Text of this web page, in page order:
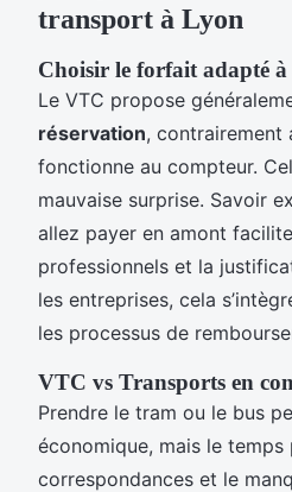
transport à Lyon
Choisir le forfait adapté
Le VTC propose
réservation, contrairement
fonctionne au compteur.
mauvaise surprise. Savoir
allez payer en amont
professionnels et la
les entreprises, cela
les processus de
VTC vs Transports en
Prendre le tram ou le bus
économique, mais le temps
correspondances et le